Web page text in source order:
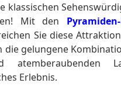
klassischen
Mit den
Sie diese
die gelungene
atemberaubenden
Erlebnis.